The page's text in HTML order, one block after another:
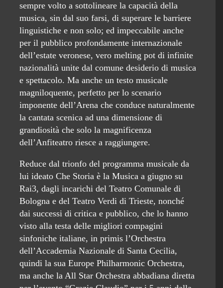
sempre volto a sottolineare la capacità della
musica, sin dal suo farsi, di superare le barriere
linguistiche e non solo; ed impeccabile anche
per il pubblico profondamente internazionale
dell’estate veronese, vero melting pot di infinite
nazionalità unite dal comune desiderio di musica
e spettacolo. Ma anche un testo musicale
magniloquente, perfetto per lo scenario
imponente dell’Arena che conduce naturalmente
la cantata scenica ad una dimensione di
grandiosità che solo la magnificenza
dell’Anfiteatro riesce a raggiungere.
Reduce dal trionfo del programma musicale da
lui ideato Che Storia è la Musica a giugno su
Rai3, dagli incarichi del Teatro Comunale di
Bologna e del Teatro Verdi di Trieste, nonché
dai successi di critica e pubblico, che lo hanno
visto alla testa delle migliori compagini
sinfoniche italiane, in primis l’Orchestra
dell’Accademia Nazionale di Santa Cecilia,
quindi la sua Europe Philharmonic Orchestra,
ma anche la All Star Orchestra abbadiana diretta